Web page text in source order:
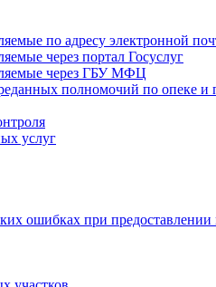
по адресу электронной
через портал Госуслуг
через ГБУ МФЦ
полномочий по опеке и
услуг
ошибках при